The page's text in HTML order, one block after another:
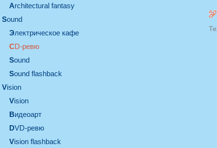
architectural fantasy
sound
электрическое кафе
CD-ревю
sound
Sound flashback
vision
vision
видеоарт
DVD-ревю
Vision flashback